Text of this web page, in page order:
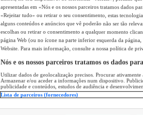
apresentadas em «Nós e os nossos parceiros tratamos dados
«Rejeitar tudo» ou retirar o seu consentimento, estas
alguns conteúdos e anúncios que vê poderão não ser tão
escolhas ou retirar o consentimento a qualquer momento
página Web (ou no ícone na parte inferior esquerda da página,
Website. Para mais informação, consulte a nossa política de
Nós e os nossos parceiros tratamos os dados
Utilizar dados de geolocalização precisos. Procurar
Armazenar e/ou aceder a informações num dispositivo.
publicidade e conteúdos, estudos de audiência e
Lista de parceiros (fornecedores)